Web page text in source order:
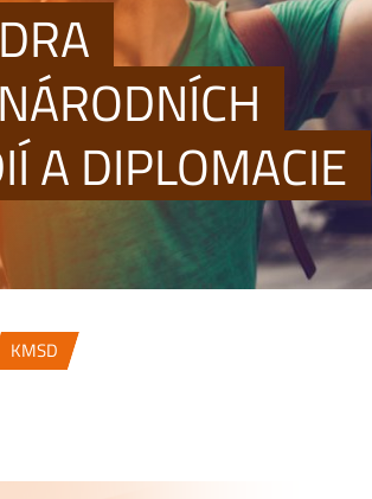
A DIPLOMACIE
KMSD